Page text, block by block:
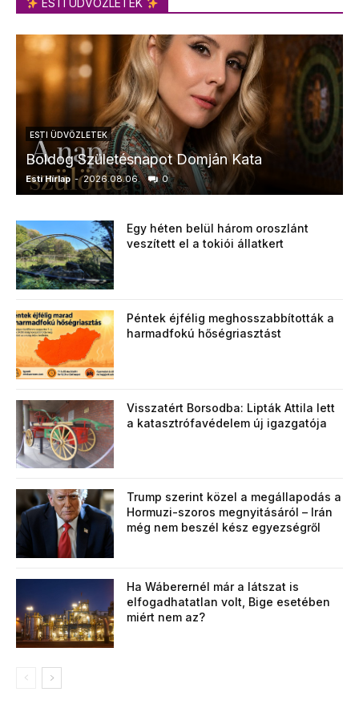
ESTI ÜDVÖZLETEK
ESTI ÜDVÖZLETEK
Boldog Születésnapot Domján Kata
Esti Hírlap - 2026.08.06. 0
Egy héten belül három oroszlánt
veszített el a tokiói állatkert
Péntek éjfélig meghosszabbították a
harmadfokú hőségriasztást
Visszatért Borsodba: Lipták Attila lett
a katasztrófavédelem új igazgatója
Trump szerint közel a megállapodás a
Hormuzi-szoros megnyitásáról – Irán
még nem beszél kész egyezségről
Ha Wáberernél már a látszat is
elfogadhatatlan volt, Bige esetében
miért nem az?